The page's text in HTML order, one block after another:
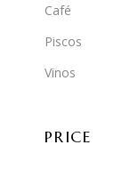
Café
Piscos
Vinos
PRICE